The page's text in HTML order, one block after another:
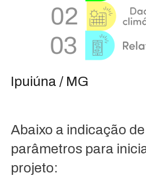
Ipuiúna / MG
Abaixo a indicação de
parâmetros para
projeto: